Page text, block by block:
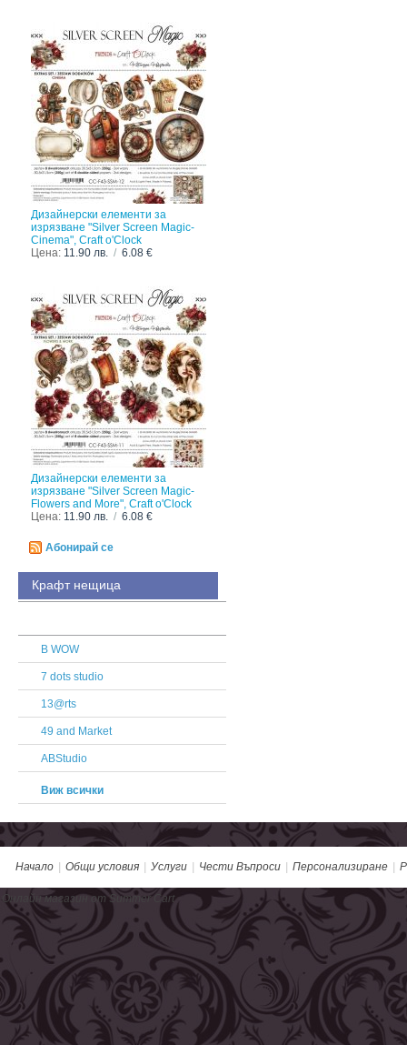
Дизайнерски елементи за
изрязване "Silver Screen Magic-
Cinema", Craft o'Clock
Цена: 11.90 лв. / 6.08 €
Дизайнерски елементи за
изрязване "Silver Screen Magic-
Flowers and More", Craft o'Clock
Цена: 11.90 лв. / 6.08 €
Абонирай се
Крафт нещица
B WOW
7 dots studio
13@rts
49 and Market
ABStudio
Виж всички
Начало Общи условия Услуги Чести Въпроси Персонализиране
Онлайн магазин от Summer Cart